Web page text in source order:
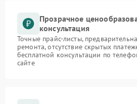
Прозрачное
консультация
Точные прайс-листы,
ремонта, отсутствие скрытых
бесплатной консультации по
сайте